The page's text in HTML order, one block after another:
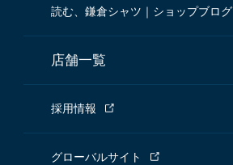
読む、鎌倉シャツ｜ショップブログ
店舗一覧
採用情報
グローバルサイト